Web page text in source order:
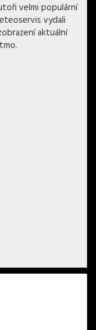
velmi populární
vydali
aktuální